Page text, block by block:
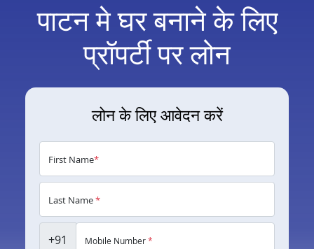
पाटन मे घर बनाने के लिए
प्रॉपर्टी पर लोन
लोन के लिए आवेदन करें
First Name*
Last Name*
+91 Mobile Number*